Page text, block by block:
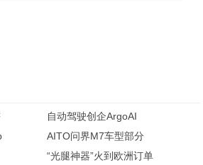
自动驾驶创企ArgoAI
AITO问界M7车型部分
“光腿神器”火到欧洲订单